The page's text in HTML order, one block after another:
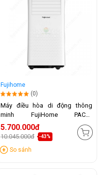
Fujihome
(0)
Máy điều hòa di động thông
minh FujiHome PAC10
(10.000BTU)
5.700.000đ
10.045.000đ -43%
So sánh